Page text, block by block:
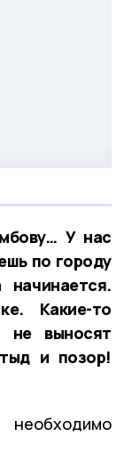
У нас
по городу
Какие-то
не выносят
и позор!